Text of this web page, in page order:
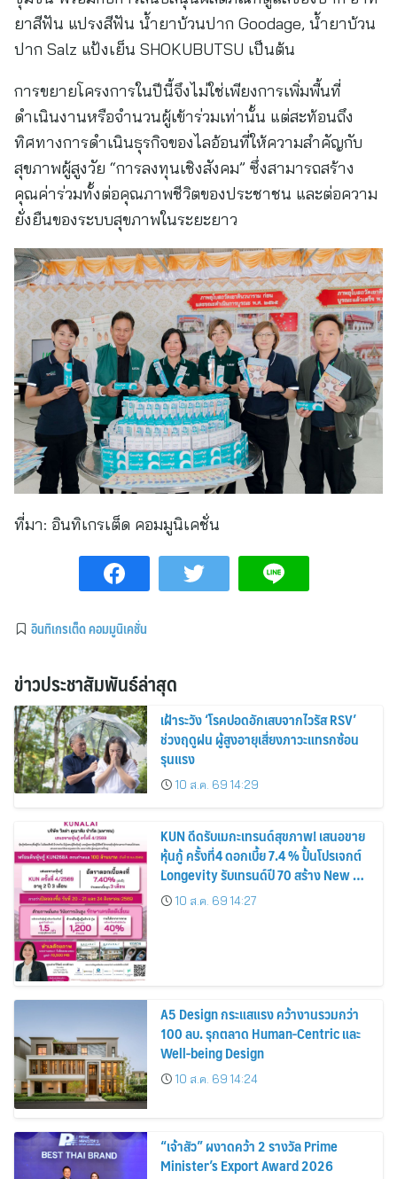
ยาสีฟัน แปรงสีฟัน น้ำยาบ้วนปาก Goodage, น้ำยาบ้วน
ปาก Salz แป้งเย็น SHOKUBUTSU เป็นต้น
การขยายโครงการในปีนี้จึงไม่ใช่เพียงการเพิ่มพื้นที่
ดำเนินงานหรือจำนวนผู้เข้าร่วมเท่านั้น แต่สะท้อนถึง
ทิศทางการดำเนินธุรกิจของไลอ้อนที่ให้ความสำคัญกับ
สุขภาพผู้สูงวัย “การลงทุนเชิงสังคม” ซึ่งสามารถสร้าง
คุณค่าร่วมทั้งต่อคุณภาพชีวิตของประชาชน และต่อความ
ยั่งยืนของระบบสุขภาพในระยะยาว
ที่มา: อินทิเกรเต็ด คอมมูนิเคชั่น
อินทิเกรเต็ด คอมมูนิเคชั่น
ข่าวประชาสัมพันธ์ล่าสุด
เฝ้าระวัง ‘โรคปอดอักเสบจากไวรัส RSV’
ช่วงฤดูฝน ผู้สูงอายุเสี่ยงภาวะแทรกซ้อน
รุนแรง
10 ส.ค. 69 14:29
KUN ดีดรับเมกะเทรนด์สุขภาพ! เสนอขาย
หุ้นกู้ ครั้งที่4 ดอกเบี้ย 7.4 % ปั้นโปรเจกต์
Longevity รับเทรนด์ปี 70 สร้าง New S-
Curve
10 ส.ค. 69 14:27
A5 Design กระแสแรง คว้างานรวมกว่า
100 ลบ. รุกตลาด Human-Centric และ
Well-being Design
10 ส.ค. 69 14:24
“เจ้าสัว” ผงาดคว้า 2 รางวัล Prime
Minister’s Export Award 2026